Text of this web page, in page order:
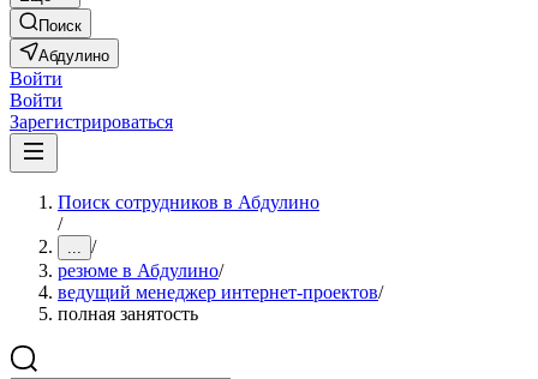
Поиск
Абдулино
Войти
Войти
Зарегистрироваться
Поиск сотрудников в Абдулино
/
... /
резюме в Абдулино/
ведущий менеджер интернет-проектов/
полная занятость